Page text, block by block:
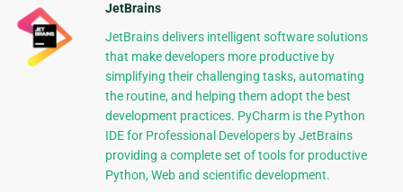
JetBrains
JetBrains delivers intelligent software solutions
that make developers more productive by
simplifying their challenging tasks, automating
the routine, and helping them adopt the best
development practices. PyCharm is the Python
IDE for Professional Developers by JetBrains
providing a complete set of tools for productive
Python, Web and scientific development.